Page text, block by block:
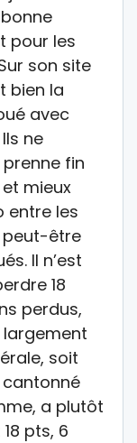
pour les
son site
bien la
avec
ne
fin
mieux
entre les
peut-être
Il n’est
18
perdus,
soit
cantonné
a plutôt
pts, 6